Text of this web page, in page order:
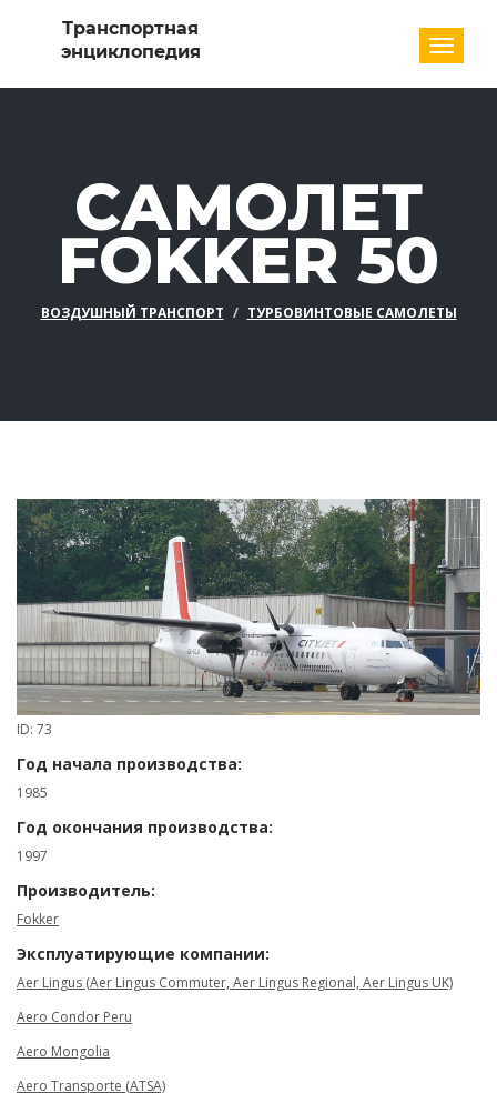
САМОЛЕТ
FOKKER 50
ВОЗДУШНЫЙ ТРАНСПОРТ ТУРБОВИНТОВЫЕ САМОЛЕТЫ
ID: 73
Год начала производства:
1985
Год окончания производства:
1997
Производитель:
Fokker
Эксплуатирующие компании:
Aer Lingus (Aer Lingus Commuter, Aer Lingus Regional, Aer Lingus UK)
Aero Condor Peru
Aero Mongolia
Aero Transporte (ATSA)